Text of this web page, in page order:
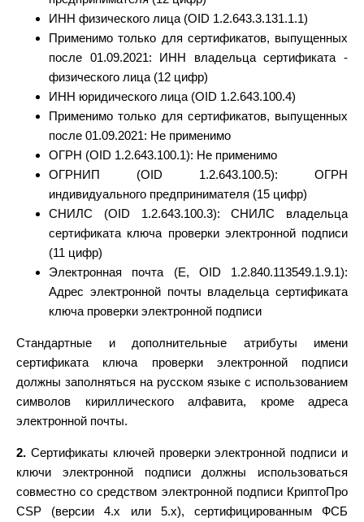
ИНН физического лица (OID 1.2.643.3.131.1.1)
Применимо только для сертификатов, выпущенных
после 01.09.2021: ИНН владельца сертификата -
физического лица (12 цифр)
ИНН юридического лица (OID 1.2.643.100.4)
Применимо только для сертификатов, выпущенных
после 01.09.2021: Не применимо
ОГРН (OID 1.2.643.100.1): Не применимо
ОГРНИП (OID 1.2.643.100.5): ОГРН
индивидуального предпринимателя (15 цифр)
СНИЛС (OID 1.2.643.100.3): СНИЛС владельца
сертификата ключа проверки электронной подписи
(11 цифр)
Электронная почта (E, OID 1.2.840.113549.1.9.1):
Адрес электронной почты владельца сертификата
ключа проверки электронной подписи
Стандартные и дополнительные атрибуты имени
сертификата ключа проверки электронной подписи
должны заполняться на русском языке с использованием
символов кириллического алфавита, кроме адреса
электронной почты.
2. Сертификаты ключей проверки электронной подписи и
ключи электронной подписи должны использоваться
совместно со средством электронной подписи КриптоПро
CSP (версии 4.х или 5.х), сертифицированным ФСБ